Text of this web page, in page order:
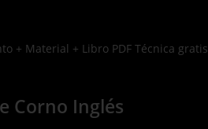
+ Material + Libro PDF Técnica gratis
Corno Inglés